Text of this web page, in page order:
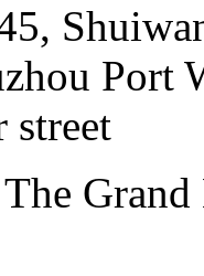
Port
street